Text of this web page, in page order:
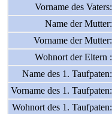
Vorname des Vaters:
Name der Mutter:
Vorname der Mutter:
Wohnort der Eltern :
Name des 1. Taufpaten:
Vorname des 1. Taufpaten:
Wohnort des 1. Taufpaten: